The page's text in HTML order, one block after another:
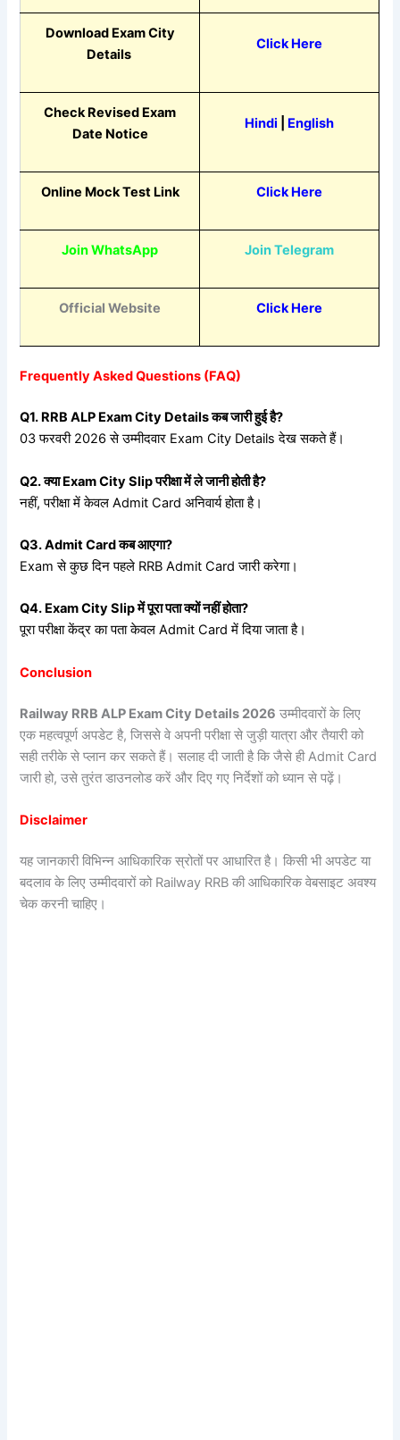
Download Exam City
Details
Click Here
Check Revised Exam
Date Notice
Hindi English
Online Mock Test Link Click Here
Join WhatsApp Join Telegram
Official Website Click Here
Frequently Asked Questions (FAQ)
Q1. RRB ALP Exam City Detailsकबजारीहुईहै?
03 फरवरी 2026 से उम्मीदवार Exam City Details देख सकते हैं।
Q2.क्या Exam City Slipपरीक्षामेंलेजानीहोतीहै?
नहीं, परीक्षा में केवल Admit Card अनिवार्य होता है।
Q3. Admit Cardकबआएगा?
Exam से कुछ दिन पहले RRB Admit Card जारी करेगा।
Q4. Exam City Slipमेंपूरापताक्योंनहींहोता?
पूरा परीक्षा केंद्र का पता केवल Admit Card में दिया जाता है।
Conclusion
Railway RRB ALP Exam City Details 2026 उम्मीदवारों के लिए
एक महत्वपूर्ण अपडेट है, जिससे वे अपनी परीक्षा से जुड़ी यात्रा और तैयारी को
सही तरीके से प्लान कर सकते हैं। सलाह दी जाती है कि जैसे ही Admit Card
जारी हो, उसे तुरंत डाउनलोड करें और दिए गए निर्देशों को ध्यान से पढ़ें।
Disclaimer
यह जानकारी विभिन्न आधिकारिक स्रोतों पर आधारित है। किसी भी अपडेट या
बदलाव के लिए उम्मीदवारों को Railway RRB की आधिकारिक वेबसाइट अवश्य
चेक करनी चाहिए।